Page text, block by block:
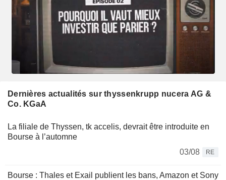
Dernières actualités sur thyssenkrupp nucera AG &
Co. KGaA
La filiale de Thyssen, tk accelis, devrait être introduite en
Bourse à l’automne
03/08
RE
Bourse : Thales et Exail publient les bans, Amazon et Sony